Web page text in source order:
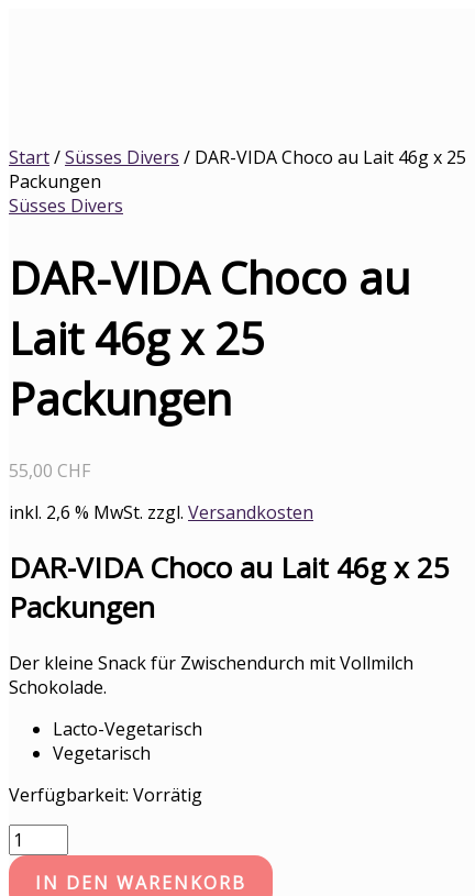
Start/Süsses Divers / DAR-VIDA Choco au Lait 46g x 25
Packungen
Süsses Divers
DAR-VIDA Choco au
Lait 46g x 25
Packungen
55,00 CHF
inkl. 2,6 % MwSt. zzgl. Versandkosten
DAR-VIDA Choco au Lait 46g x 25
Packungen
Der kleine Snack für Zwischendurch mit Vollmilch
Schokolade.
Lacto-Vegetarisch
Vegetarisch
Verfügbarkeit: Vorrätig
x
25
Packungen
IN DEN WARENKORB